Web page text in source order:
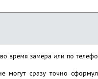
время замера или по
могут сразу точно